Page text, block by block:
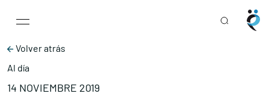
Main Navigation
Volver atrás
Al día
14 NOVIEMBRE 2019